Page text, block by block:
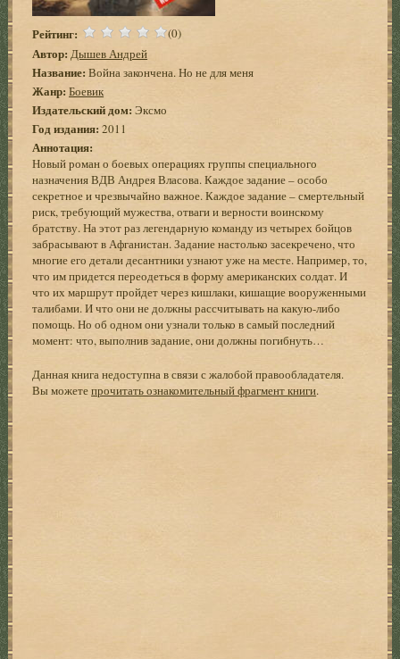
Рейтинг: (0)
Автор: Дышев Андрей
Название: Война закончена. Но не для меня
Жанр: Боевик
Издательский дом: Эксмо
Год издания: 2011
Аннотация:
Новый роман о боевых операциях группы специального
назначения ВДВ Андрея Власова. Каждое задание – особо
секретное и чрезвычайно важное. Каждое задание – смертельный
риск, требующий мужества, отваги и верности воинскому
братству. На этот раз легендарную команду из четырех бойцов
забрасывают в Афганистан. Задание настолько засекречено, что
многие его детали десантники узнают уже на месте. Например, то,
что им придется переодеться в форму американских солдат. И
что их маршрут пройдет через кишлаки, кишащие вооруженными
талибами. И что они не должны рассчитывать на какую-либо
помощь. Но об одном они узнали только в самый последний
момент: что, выполнив задание, они должны погибнуть…
Данная книга недоступна в связи с жалобой правообладателя.
Вы можетепрочитать ознакомительный фрагмент книги.